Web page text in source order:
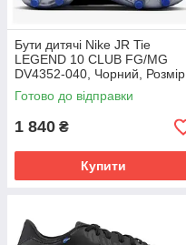
Бути дитячі Nike JR Tie
LEGEND 10 CLUB FG/MG
DV4352-040, Чорний, Розмір
(EU) - 38.5
Готово до відправки
1 840 ₴
Купити